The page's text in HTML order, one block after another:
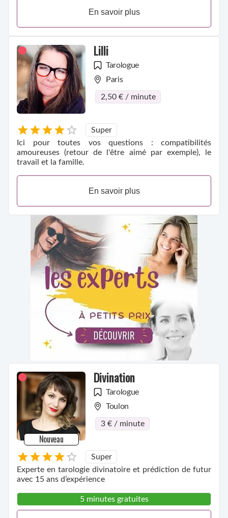
En savoir plus
Lilli
Tarologue
Paris
2,50 € / minute
Super
Ici pour toutes vos questions : compatibilités
amoureuses (retour de l'être aimé par exemple), le
travail et la famille.
En savoir plus
Nouveau
Divination
Tarologue
Toulon
3 € / minute
Super
Experte en tarologie divinatoire et prédiction de futur
avec 15 ans d’expérience
5 minutes gratuites